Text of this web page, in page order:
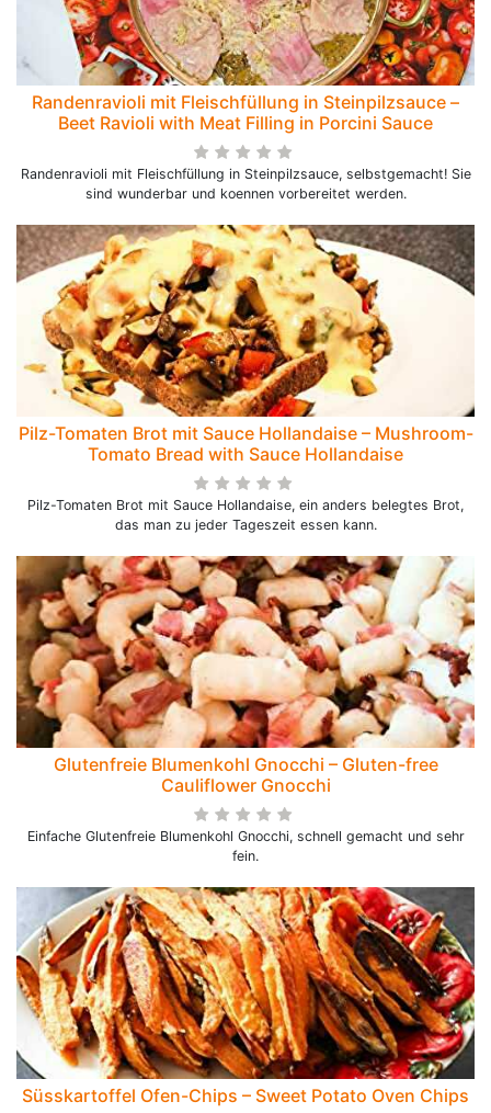
Randenravioli mit Fleischfüllung in Steinpilzsauce –
Beet Ravioli with Meat Filling in Porcini Sauce
Randenravioli mit Fleischfüllung in Steinpilzsauce, selbstgemacht! Sie
sind wunderbar und koennen vorbereitet werden.
Pilz-Tomaten Brot mit Sauce Hollandaise – Mushroom-
Tomato Bread with Sauce Hollandaise
Pilz-Tomaten Brot mit Sauce Hollandaise, ein anders belegtes Brot,
das man zu jeder Tageszeit essen kann.
Glutenfreie Blumenkohl Gnocchi – Gluten-free
Cauliflower Gnocchi
Einfache Glutenfreie Blumenkohl Gnocchi, schnell gemacht und sehr
fein.
Süsskartoffel Ofen-Chips – Sweet Potato Oven Chips